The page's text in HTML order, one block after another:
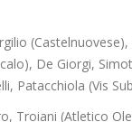
De Giorgi,
Patacchiola (Vis
Troiani (Atletico